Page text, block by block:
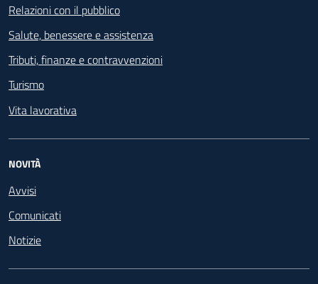
Relazioni con il pubblico
Salute, benessere e assistenza
Tributi, finanze e contravvenzioni
Turismo
Vita lavorativa
NOVITÀ
Avvisi
Comunicati
Notizie